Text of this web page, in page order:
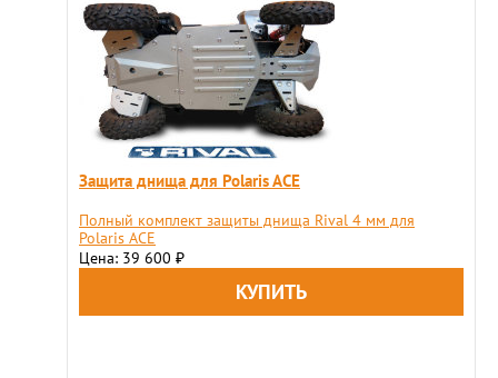
Защита днища для Polaris ACE
Полный комплект защиты днища Rival 4 мм для
Polaris ACE
Цена: 39 600 ₽